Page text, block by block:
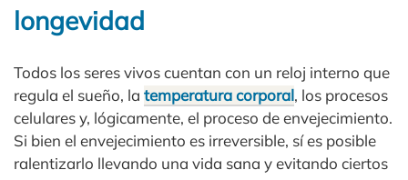
longevidad
Todos los seres vivos cuentan con un reloj interno que
regula el sueño, la temperatura corporal, los procesos
celulares y, lógicamente, el proceso de envejecimiento.
Si bien el envejecimiento es irreversible, sí es posible
ralentizarlo llevando una vida sana y evitando ciertos